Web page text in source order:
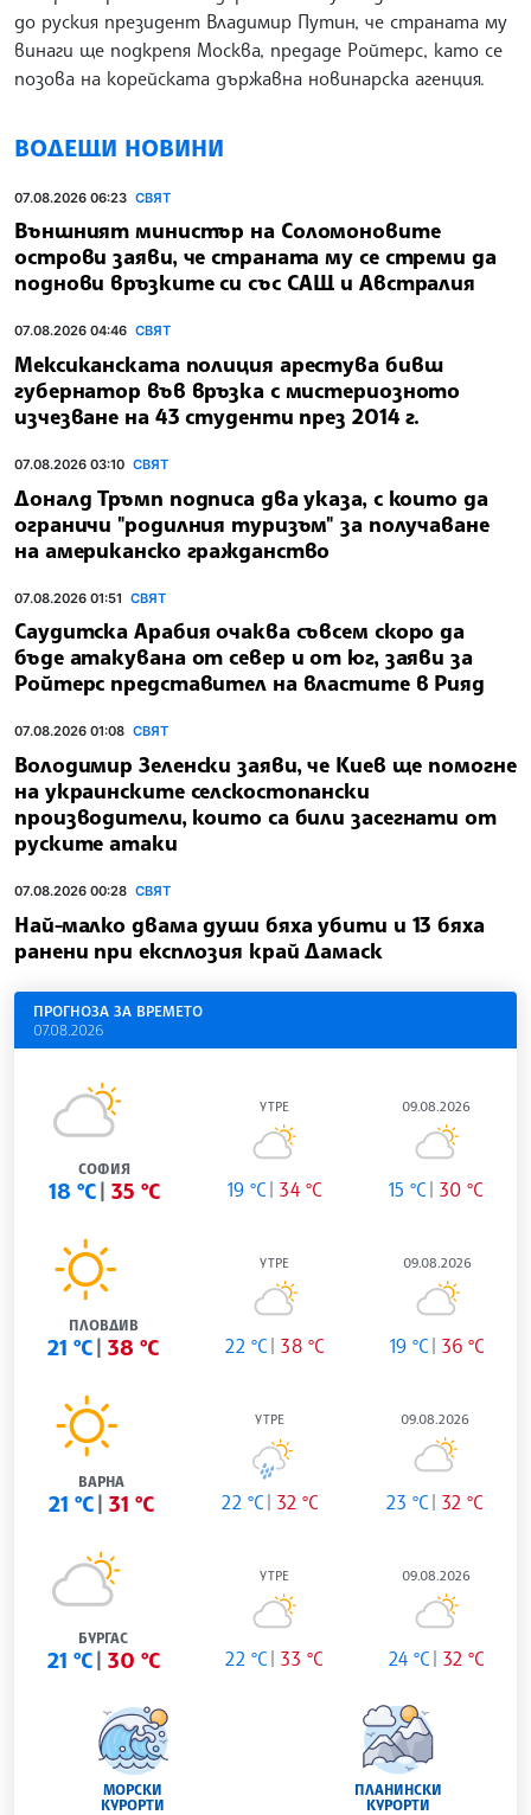
до руския президент Владимир Путин, че страната му
винаги ще подкрепя Москва, предаде Ройтерс, като се
позова на корейската държавна новинарска агенция.
ВОДЕЩИ НОВИНИ
07.08.2026 06:23 СВЯТ
Външният министър на Соломоновите
острови заяви, че страната му се стреми да
поднови връзките си със САЩ и Австралия
07.08.2026 04:46 СВЯТ
Мексиканската полиция арестува бивш
губернатор във връзка с мистериозното
изчезване на 43 студенти през 2014 г.
07.08.2026 03:10 СВЯТ
Доналд Тръмп подписа два указа, с които да
ограничи "родилния туризъм" за получаване
на американско гражданство
07.08.2026 01:51 СВЯТ
Саудитска Арабия очаква съвсем скоро да
бъде атакувана от север и от юг, заяви за
Ройтерс представител на властите в Рияд
07.08.2026 01:08 СВЯТ
Володимир Зеленски заяви, че Киев ще помогне
на украинските селскостопански
производители, които са били засегнати от
руските атаки
07.08.2026 00:28 СВЯТ
Най-малко двама души бяха убити и 13 бяха
ранени при експлозия край Дамаск
ПРОГНОЗА ЗА ВРЕМЕТО
07.08.2026
СОФИЯ
18 °C 35 °C
УТРЕ
19 °C 34 °C
09.08.2026
15 °C 30 °C
ПЛОВДИВ
21 °C 38 °C
УТРЕ
22 °C 38 °C
09.08.2026
19 °C 36 °C
ВАРНА
21 °C 31 °C
УТРЕ
22 °C 32 °C
09.08.2026
23 °C 32 °C
БУРГАС
21 °C 30 °C
УТРЕ
22 °C 33 °C
09.08.2026
24 °C 32 °C
МОРСКИ
КУРОРТИ
ПЛАНИНСКИ
КУРОРТИ